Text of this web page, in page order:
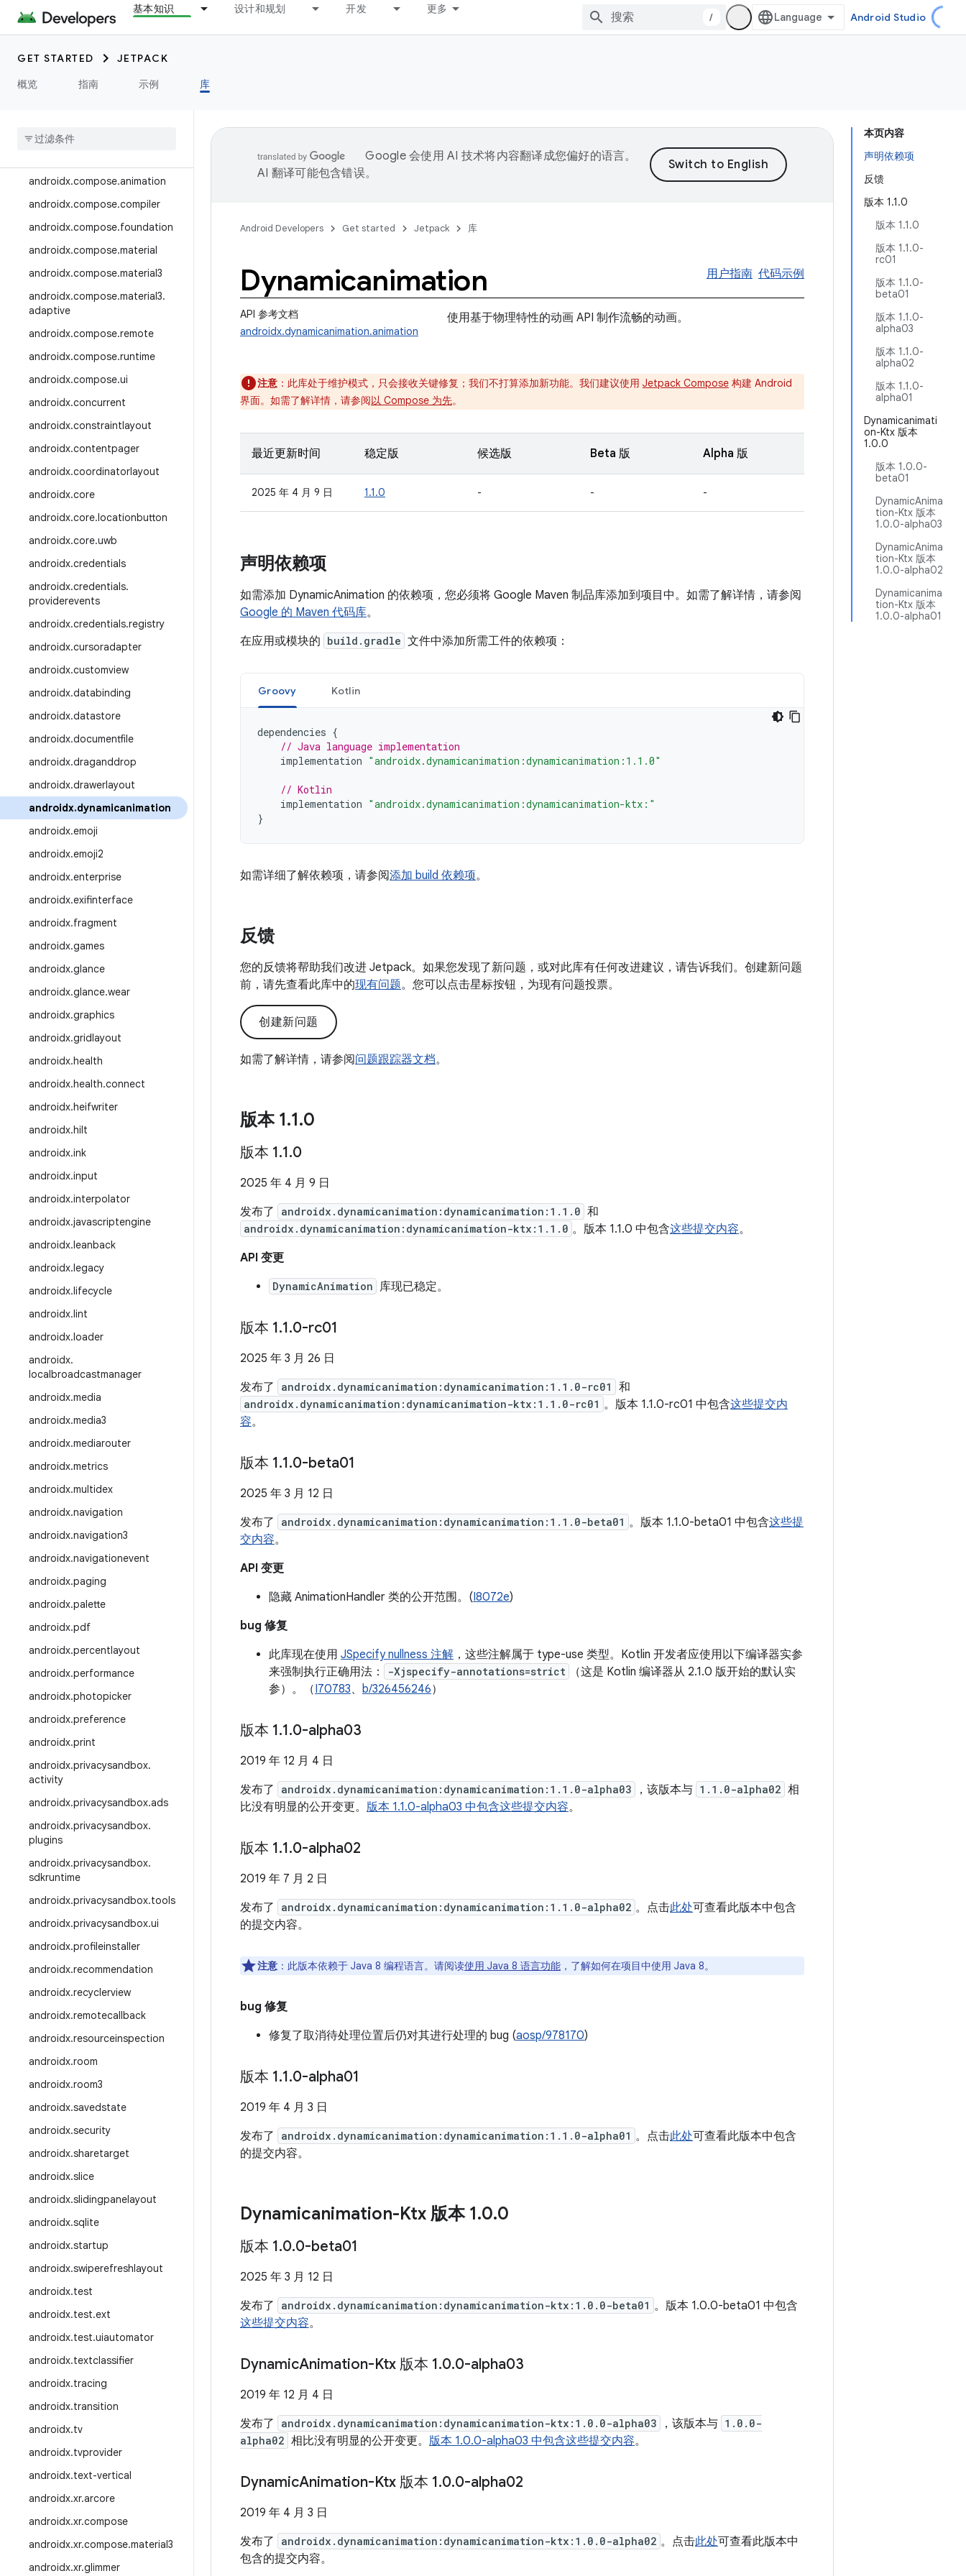
基本知识 设计和规划 开发 更多
/ Android Studio
GET STARTED
JETPACK
概览
指南 示例 库
androidx.camera.media3
androidx.car
androidx.car.app
androidx.collection
androidx.compose.animation
androidx.compose.compiler
androidx.compose.foundation
androidx.compose.material
androidx.compose.material3
androidx.compose.material3.
adaptive
androidx.compose.remote
androidx.compose.runtime
androidx.compose.ui
androidx.concurrent
androidx.constraintlayout
androidx.contentpager
androidx.coordinatorlayout
androidx.core
androidx.core.locationbutton
androidx.core.uwb
androidx.credentials
androidx.credentials.
providerevents
androidx.credentials.registry
androidx.cursoradapter
androidx.customview
androidx.databinding
androidx.datastore
androidx.documentfile
androidx.draganddrop
androidx.drawerlayout
androidx.dynamicanimation
androidx.emoji
androidx.emoji2
androidx.enterprise
androidx.exifinterface
androidx.fragment
androidx.games
androidx.glance
androidx.glance.wear
androidx.graphics
androidx.gridlayout
androidx.health
androidx.health.connect
androidx.heifwriter
androidx.hilt
androidx.ink
androidx.input
androidx.interpolator
androidx.javascriptengine
androidx.leanback
androidx.legacy
androidx.lifecycle
androidx.lint
androidx.loader
androidx.
localbroadcastmanager
androidx.media
androidx.media3
androidx.mediarouter
androidx.metrics
androidx.multidex
androidx.navigation
androidx.navigation3
androidx.navigationevent
androidx.paging
androidx.palette
androidx.pdf
androidx.percentlayout
androidx.performance
androidx.photopicker
androidx.preference
androidx.print
androidx.privacysandbox.
activity
androidx.privacysandbox.ads
androidx.privacysandbox.
plugins
androidx.privacysandbox.
sdkruntime
androidx.privacysandbox.tools
androidx.privacysandbox.ui
androidx.profileinstaller
androidx.recommendation
androidx.recyclerview
androidx.remotecallback
androidx.resourceinspection
androidx.room
androidx.room3
androidx.savedstate
androidx.security
androidx.sharetarget
androidx.slice
androidx.slidingpanelayout
androidx.sqlite
androidx.startup
androidx.swiperefreshlayout
androidx.test
androidx.test.ext
androidx.test.uiautomator
androidx.textclassifier
androidx.tracing
androidx.transition
androidx.tv
androidx.tvprovider
androidx.text-vertical
androidx.xr.arcore
androidx.xr.compose
androidx.xr.compose.material3
androidx.xr.glimmer
本页内容
声明依赖项
反馈
版本 1.1.0
版本 1.1.0
版本 1.1.0-
rc01
版本 1.1.0-
beta01
版本 1.1.0-
alpha03
版本 1.1.0-
alpha02
版本 1.1.0-
alpha01
Dynamicanimati
on-Ktx 版本
1.0.0
版本 1.0.0-
beta01
DynamicAnima
tion-Ktx 版本
1.0.0-alpha03
DynamicAnima
tion-Ktx 版本
1.0.0-alpha02
Dynamicanima
tion-Ktx 版本
1.0.0-alpha01
Google 会使用 AI 技术将内容翻译成您偏好的语言。
AI 翻译可能包含错误。
Android Developers Get started Jetpack 库
Dynamicanimation 用户指南 代码示例
API 参考文档
androidx.dynamicanimation.animation
使用基于物理特性的动画 API 制作流畅的动画。
注意 ：此库处于维护模式，只会接收关键修复；我们不打算添加新功能。我们建议使用 Jetpack Compose 构建 Android
界面。如需了解详情，请参阅以 Compose 为先。
最近更新时间 稳定版 候选版 Beta 版 Alpha 版
2025 年 4 月 9 日 1.1.0 - - -
声明依赖项
如需添加 DynamicAnimation 的依赖项，您必须将 Google Maven 制品库添加到项目中。如需了解详情，请参阅
Google 的 Maven 代码库。
在应用或模块的 build.gradle 文件中添加所需工件的依赖项：
Groovy Kotlin
dependencies {
// Java language implementation
implementation "androidx.dynamicanimation:dynamicanimation:1.1.0"
// Kotlin
implementation "androidx.dynamicanimation:dynamicanimation-ktx:"
}
如需详细了解依赖项，请参阅添加 build 依赖项。
反馈
您的反馈将帮助我们改进 Jetpack。如果您发现了新问题，或对此库有任何改进建议，请告诉我们。创建新问题
前，请先查看此库中的现有问题。您可以点击星标按钮，为现有问题投票。
创建新问题
如需了解详情，请参阅问题跟踪器文档。
版本 1.1.0
版本 1.1.0
2025 年 4 月 9 日
发布了
androidx.dynamicanimation:dynamicanimation:1.1.0 和
androidx.dynamicanimation:dynamicanimation-ktx:1.1.0 。版本 1.1.0 中包含这些提交内容。
API 变更
DynamicAnimation 库现已稳定。
版本 1.1.0-rc01
2025 年 3 月 26 日
发布了
androidx.dynamicanimation:dynamicanimation:1.1.0-rc01 和
androidx.dynamicanimation:dynamicanimation-ktx:1.1.0-rc01 。版本 1.1.0-rc01 中包含这些提交内
容。
版本 1.1.0-beta01
2025 年 3 月 12 日
发布了
androidx.dynamicanimation:dynamicanimation:1.1.0-beta01 。版本 1.1.0-beta01 中包含这些提
交内容。
API 变更
隐藏 AnimationHandler 类的公开范围。(I8072e)
bug 修复
此库现在使用 JSpecify nullness 注解 ，这些注解属于 type-use 类型。Kotlin 开发者应使用以下编译器实参
来强制执行正确用法：
-Xjspecify-annotations=strict
（这是 Kotlin 编译器从 2.1.0 版开始的默认实
参）。（I70783、 b/326456246）
版本 1.1.0-alpha03
2019 年 12 月 4 日
发布了
androidx.dynamicanimation:dynamicanimation:1.1.0-alpha03 ，该版本与 1.1.0-alpha02 相
比没有明显的公开变更。 版本 1.1.0-alpha03 中包含这些提交内容。
版本 1.1.0-alpha02
2019 年 7 月 2 日
发布了
androidx.dynamicanimation:dynamicanimation:1.1.0-alpha02 。点击此处可查看此版本中包含
的提交内容。
注意 ：此版本依赖于 Java 8 编程语言。请阅读使用 Java 8 语言功能 ，了解如何在项目中使用 Java 8。
bug 修复
修复了取消待处理位置后仍对其进行处理的 bug (aosp/978170)
版本 1.1.0-alpha01
2019 年 4 月 3 日
发布了
androidx.dynamicanimation:dynamicanimation:1.1.0-alpha01 。点击此处可查看此版本中包含
的提交内容。
Dynamicanimation-Ktx 版本 1.0.0
版本 1.0.0-beta01
2025 年 3 月 12 日
发布了
androidx.dynamicanimation:dynamicanimation-ktx:1.0.0-beta01 。版本 1.0.0-beta01 中包含
这些提交内容。
DynamicAnimation-Ktx 版本 1.0.0-alpha03
2019 年 12 月 4 日
发布了
androidx.dynamicanimation:dynamicanimation-ktx:1.0.0-alpha03 ，该版本与 1.0.0-
alpha02 相比没有明显的公开变更。 版本 1.0.0-alpha03 中包含这些提交内容。
DynamicAnimation-Ktx 版本 1.0.0-alpha02
2019 年 4 月 3 日
发布了
androidx.dynamicanimation:dynamicanimation-ktx:1.0.0-alpha02 。点击此处可查看此版本中
包含的提交内容。